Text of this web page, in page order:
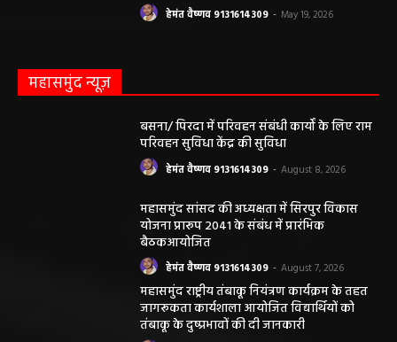
हेमंत वैष्णव 9131614309 - May 19, 2026
महासमुंद न्यूज़
बसना/ पिरदा में परिवहन संबंधी कार्यों के लिए राम
परिवहन सुविधा केंद्र की सुविधा
हेमंत वैष्णव 9131614309 - August 8, 2026
महासमुंद सांसद की अध्यक्षता में सिरपुर विकास
योजना प्रारूप 2041 के संबंध में प्रारंभिक
बैठकआयोजित
हेमंत वैष्णव 9131614309 - August 7, 2026
महासमुंद राष्ट्रीय तंबाकू नियंत्रण कार्यक्रम के तहत
जागरूकता कार्यशाला आयोजित विद्यार्थियों को
तंबाकू के दुष्प्रभावों की दी जानकारी